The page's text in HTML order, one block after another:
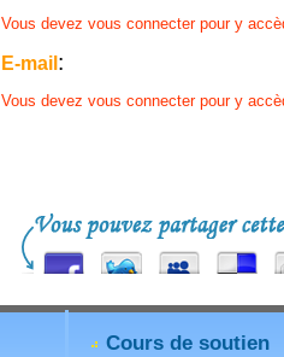
Vous devez vous connecter pour y
E-mail:
Vous devez vous connecter pour y
Cours de soutien